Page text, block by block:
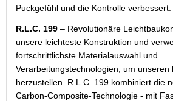
Puckgefühl und die Kontrolle verbessert.
R.L.C. 199 – Revolutionäre
unsere leichteste Konstruktion und
fortschrittlichste Materialauswahl und
Verarbeitungstechnologien, um unseren
herzustellen. R.L.C. 199 kombiniert die
Carbon-Composite-Technologie - mit